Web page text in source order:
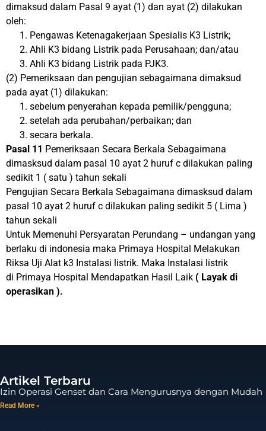
dimaksud dalam Pasal 9 ayat (1) dan ayat (2) dilakukan
oleh:
Pengawas Ketenagakerjaan Spesialis K3 Listrik;
Ahli K3 bidang Listrik pada Perusahaan; dan/atau
Ahli K3 bidang Listrik pada PJK3.
(2) Pemeriksaan dan pengujian sebagaimana dimaksud
pada ayat (1) dilakukan:
sebelum penyerahan kepada pemilik/pengguna;
setelah ada perubahan/perbaikan; dan
secara berkala.
Pasal 11 Pemeriksaan Secara Berkala Sebagaimana
dimasksud dalam pasal 10 ayat 2 huruf c dilakukan paling
sedikit 1 ( satu ) tahun sekali
Pengujian Secara Berkala Sebagaimana dimasksud dalam
pasal 10 ayat 2 huruf c dilakukan paling sedikit 5 ( Lima )
tahun sekali
Untuk Memenuhi Persyaratan Perundang – undangan yang
berlaku di indonesia maka Primaya Hospital Melakukan
Riksa Uji Alat k3 Instalasi listrik. Maka Instalasi listrik
di Primaya Hospital Mendapatkan Hasil Laik ( Layak di
operasikan ).
Artikel Terbaru
Izin Operasi Genset dan Cara Mengurusnya dengan Mudah
Read More »